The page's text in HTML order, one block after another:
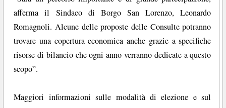
afferma il Sindaco di Borgo San Lorenzo, Leonardo
Romagnoli. Alcune delle proposte delle Consulte potranno
trovare una copertura economica anche grazie a specifiche
risorse di bilancio che ogni anno verranno dedicate a questo
scopo”.
Maggiori informazioni sulle modalità di elezione e sul